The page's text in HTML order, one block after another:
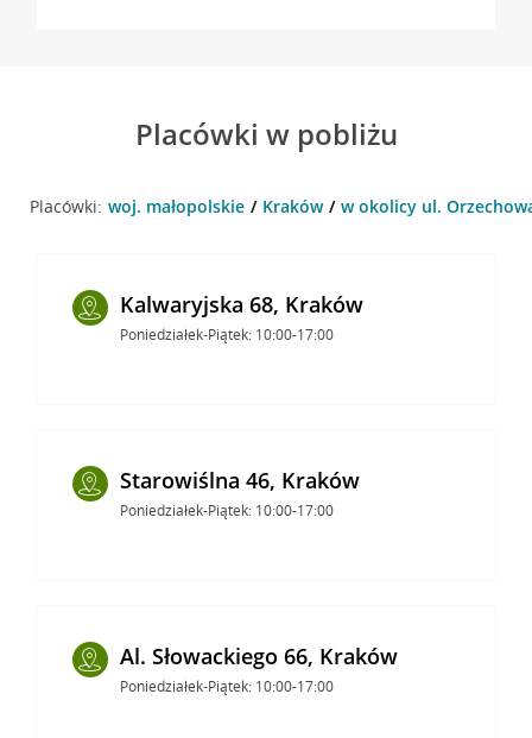
Placówki w pobliżu
Placówki: woj. małopolskie Kraków w okolicy ul.
Kalwaryjska 68, Kraków
Poniedziałek-Piątek: 10:00-17:00
Starowiślna 46, Kraków
Poniedziałek-Piątek: 10:00-17:00
Al. Słowackiego 66, Kraków
Poniedziałek-Piątek: 10:00-17:00